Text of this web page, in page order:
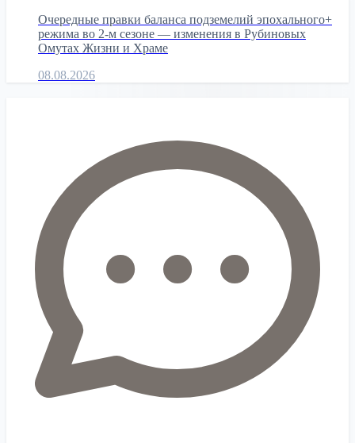
Очередные правки баланса подземелий эпохального+
режима во 2-м сезоне — изменения в Рубиновых
Омутах Жизни и Храме
08.08.2026